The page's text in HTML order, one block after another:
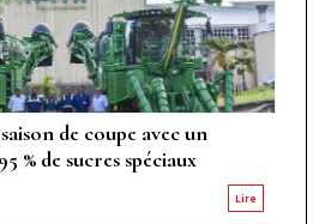
de coupe avec un
% de sucres spéciaux
Lire